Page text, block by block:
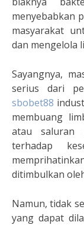
menyebabkan
masyarakat
dan mengelola
Sayangnya,
serius dari
sbobet88
membuang
atau saluran
terhadap
ditimbulkan
Namun, tidak
yang dapat